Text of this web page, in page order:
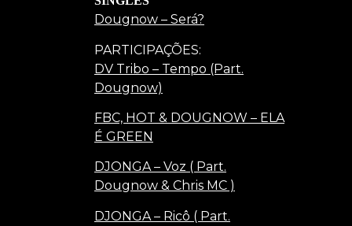
Dougnow – Será?
PARTICIPAÇÕES:
DV Tribo – Tempo (Part.
Dougnow)
FBC, HOT & DOUGNOW – ELA
É GREEN
DJONGA – Voz ( Part.
Dougnow & Chris MC )
DJONGA – Ricô ( Part.